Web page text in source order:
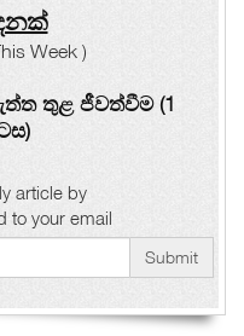
Week )
තුළ ජීවත්වීම (1
article by
to your email
Submit